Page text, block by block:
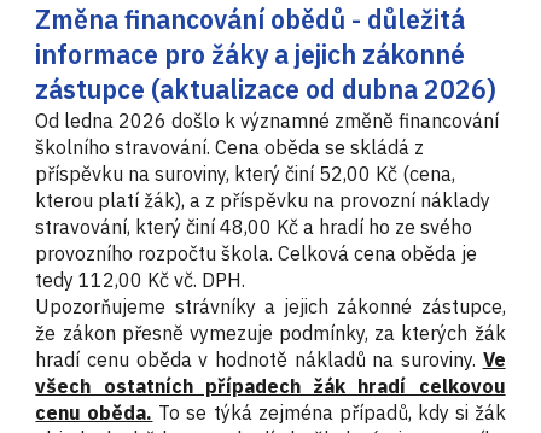
Změna financování obědů - důležitá
informace pro žáky a jejich zákonné
zástupce (aktualizace od dubna 2026)
Od ledna 2026došlo k významné změně financování
školního stravování. Cena oběda se skládá z
příspěvku na suroviny, který činí 52,00 Kč (cena,
kterou platí žák), a z příspěvku na provozní náklady
stravování, který činí 48,00 Kč a hradí ho ze svého
provozního rozpočtu škola. Celková cena oběda je
tedy 112,00 Kč vč. DPH.
Upozorňujeme strávníky a jejich zákonné zástupce,
že zákon přesně vymezuje podmínky, za kterých žák
hradí cenu oběda v hodnotě nákladů na suroviny. Ve
všech ostatních případech žák hradí celkovou
cenu oběda. To se týká zejména případů, kdy si žák